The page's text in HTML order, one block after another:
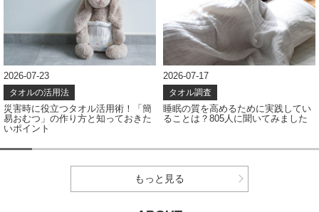
2026-07-23
タオルの活用法
災害時に役立つタオル活用術！「簡
易おむつ」の作り方と知っておきた
いポイント
2026-07-17
タオル調査
睡眠の質を高めるために実践してい
ることは？805人に聞いてみました
もっと見る